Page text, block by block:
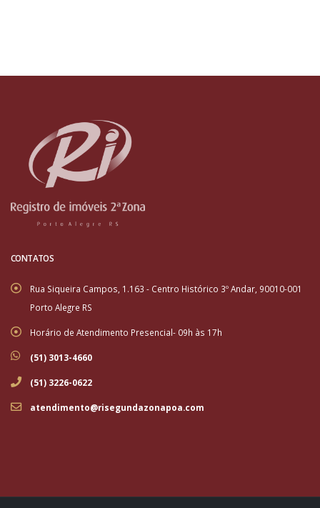
CONTATOS
Rua Siqueira Campos, 1.163 - Centro Histórico 3º Andar, 90010-001
Porto Alegre RS
Horário de Atendimento Presencial- 09h às 17h
(51) 3013-4660
(51) 3226-0622
atendimento@risegundazonapoa.com